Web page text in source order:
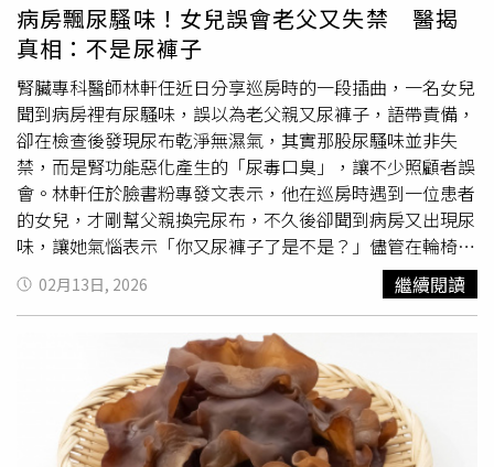
中國共產黨構成生存風險。主要出口管制集中於磷肥與硫酸
等上游原料。巴西約吸收中國2/3的磷肥出口，印尼、澳
洲、巴基斯坦與緬甸合計占1/4。一旦出口中斷，這些經濟
體將受到最嚴重的衝擊。標普全球能源（S&P Global
Energy）中國肥料市場資深分析師趙磊指出，政策制定者
正權衡如何在出口可能擾亂國內供應，以及更高的出口利潤
之間，進行取捨，「在局勢複雜、政策效果難以評估時，中
國傾向採取保守出口策略，例如延後出口或收緊管制。」市
場觀察人士警告，中國供應減少將影響全球農業。美國金融
服務企業「StoneX集團」（StoneX）肥料部副總裁林維爾
（Josh Linville）曾警告，中國可能暫停磷肥與 尿素出口至
8月，「若1月至7月中國肥料都無法出口，市場將出現巨大
供應缺口。」瑞士肥料貿易商「Keytrade AG」執行長凱曼
（Melih Keyman）也指出，若中國夏季停止磷肥出口，將
導致巴西農作物產量大幅下降，推高大豆價格並威脅全球供
應。不過「羅迪姆集團」的喬丹認為，中國今年不太可能擴
大出口限制，而現行措施可能至少持續至夏季結束。他指
出，北京高度依賴出口市場促進成長，若過度將供應鏈武器
元），以減輕業者營運及民眾負擔。鄭麗君指出，針對國際
能源上漲推升氮肥原料（尿素、液氨）價格波動不確定性，
農業部已確認目前可供應製肥原料國內庫存至本（115）年
7-8月，下半年尚有採購契約之貨源，且台肥公司原料來源
國多元（如印尼、澳洲等），可確保至年底原料來源供應無
虞。鄭麗君請農業部持續關注國內肥料與製肥原料庫存供應
及國際製肥原料市場行情，若有明顯漲幅將啟動化學肥料原
料漲幅補助措施，以確保國內肥料供應無虞及價格平穩。針
對生產端成本，政府持續實施農機用油免徵5%營業稅；漁
業動力用油除持續免徵稅負外，亦編列17.93億元預算提供
14%優惠補貼，確保農漁畜產品價格產銷平穩。為提前因應
國際能源價格波動對民生商品產生的外溢效果，鄭麗君請經
濟部及行政院消保處等相關部會強化民生商品價格監測。針
對民眾關心的外食，經濟部已擴大指標餐飲監測範圍至13品
項、34個知名品牌，鄭麗君請經濟部鎖定民眾經常購買之消
費品項，加強監測；消保處亦將加強辦理17項民生物價訪
查，必要時增加訪查頻率。另請物價聯合稽查小組密切注意
價量變動之合理性，不定期啟動稽查，避免發生哄抬、囤積
病房飄尿騷味！女兒誤會老父又失禁 醫揭
真相：不是尿褲子
腎臟專科醫師林軒任近日分享巡房時的一段插曲，一名女兒
聞到病房裡有尿騷味，誤以為老父親又尿褲子，語帶責備，
卻在檢查後發現尿布乾淨無濕氣，其實那股尿騷味並非失
禁，而是腎功能惡化產生的「尿毒口臭」，讓不少照顧者誤
會。林軒任於臉書粉專發文表示，他在巡房時遇到一位患者
的女兒，才剛幫父親換完尿布，不久後卻聞到病房又出現尿
味，讓她氣惱表示「你又尿褲子了是不是？」儘管在輪椅上
的父親低頭否認，女兒仍執意檢查尿布，沒想到發現尿布乾
乾淨淨，一點潮氣都沒有。林軒任提到，當時他向對方解
釋，尿騷味來源不一定是尿褲子，這在醫學上稱之為「尿毒
口臭」（Uremic Fetor），症狀輕一點時，有點像是失禁或
是尿褲子，有種相對濃郁的尿騷味，常常讓照顧者誤以為是
清潔不周，或是病人在找麻煩；嚴重時味道會變得極為刺
鼻，甚至轉變成強烈的阿摩尼亞（Ammonia）氣體，聞起
來像是長時間未清理的廁所，甚至病人自己會感到嘴巴裡常
02月13日, 2026 繼續閱讀